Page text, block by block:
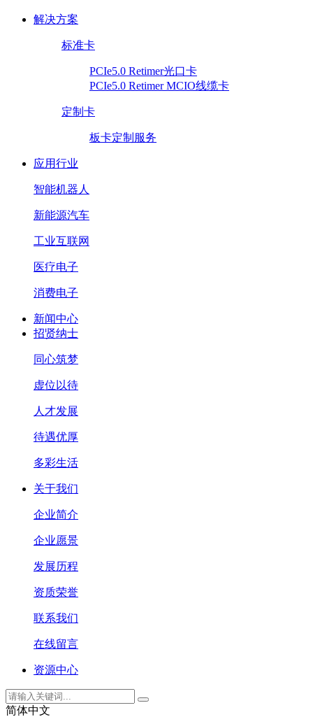
解决方案
标准卡
PCIe5.0 Retimer光口卡
PCIe5.0 Retimer MCIO线缆卡
定制卡
板卡定制服务
应用行业
智能机器人
新能源汽车
工业互联网
医疗电子
消费电子
新闻中心
招贤纳士
同心筑梦
虚位以待
人才发展
待遇优厚
多彩生活
关于我们
企业简介
企业愿景
发展历程
资质荣誉
联系我们
在线留言
资源中心
简体中文